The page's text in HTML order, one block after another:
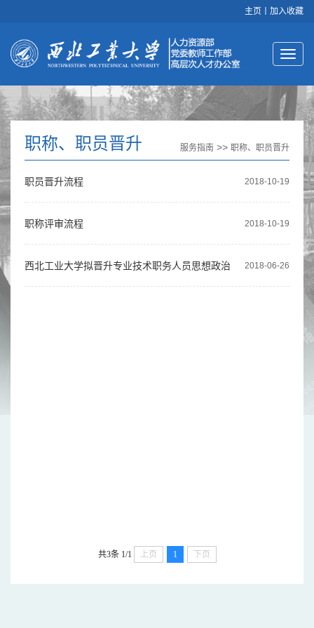
主页 加入收藏
职称、职员晋升 服务指南 >> 职称、职员晋升
2018-10-19
职员晋升流程
2018-10-19
职称评审流程
2018-06-26
西北工业大学拟晋升专业技术职务人员思想政治
共3条 1/1 上页 1 下页